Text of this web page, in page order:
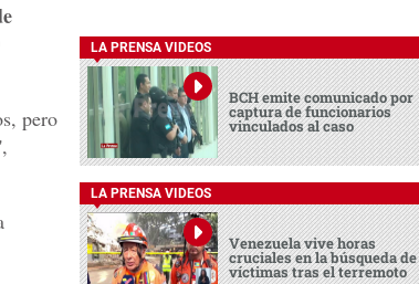
pero
LA PRENSA VIDEOS
BCH emite comunicado por
captura de funcionarios
vinculados al caso
LA PRENSA VIDEOS
Venezuela vive horas
cruciales en la búsqueda de
víctimas tras el terremoto